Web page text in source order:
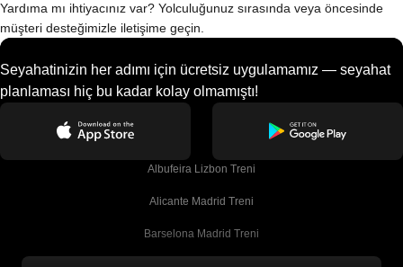
Yardıma mı ihtiyacınız var? Yolculuğunuz sırasında veya öncesinde
müşteri desteğimizle iletişime geçin.
Seyahatinizin her adımı için ücretsiz uygulamamız — seyahat
planlaması hiç bu kadar kolay olmamıştı!
Albufeira Lizbon Treni
Alicante Madrid Treni
Barselona Madrid Treni